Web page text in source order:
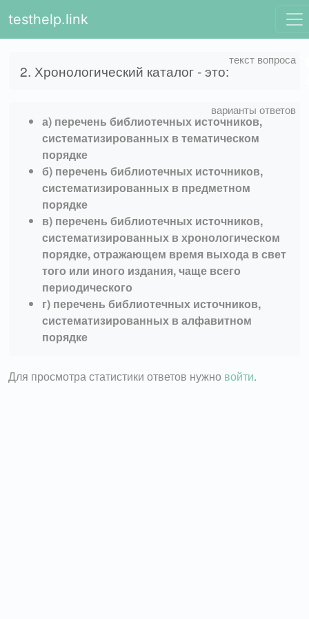
testhelp.link
2. Хронологический каталог - это:
а) перечень библиотечных источников,
систематизированных в тематическом
порядке
б) перечень библиотечных источников,
систематизированных в предметном
порядке
в) перечень библиотечных источников,
систематизированных в хронологическом
порядке, отражающем время выхода в свет
того или иного издания, чаще всего
периодического
г) перечень библиотечных источников,
систематизированных в алфавитном
порядке
Для просмотра статистики ответов нужно войти.